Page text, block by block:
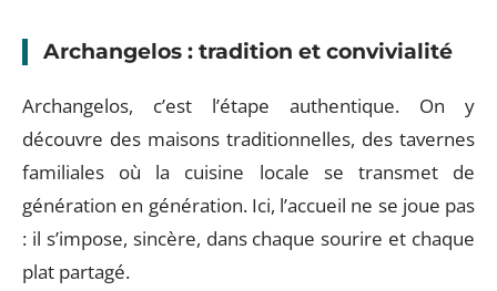
Archangelos : tradition et convivialité
Archangelos, c’est l’étape authentique. On y
découvre des maisons traditionnelles, des tavernes
familiales où la cuisine locale se transmet de
génération en génération. Ici, l’accueil ne se joue pas
: il s’impose, sincère, dans chaque sourire et chaque
plat partagé.